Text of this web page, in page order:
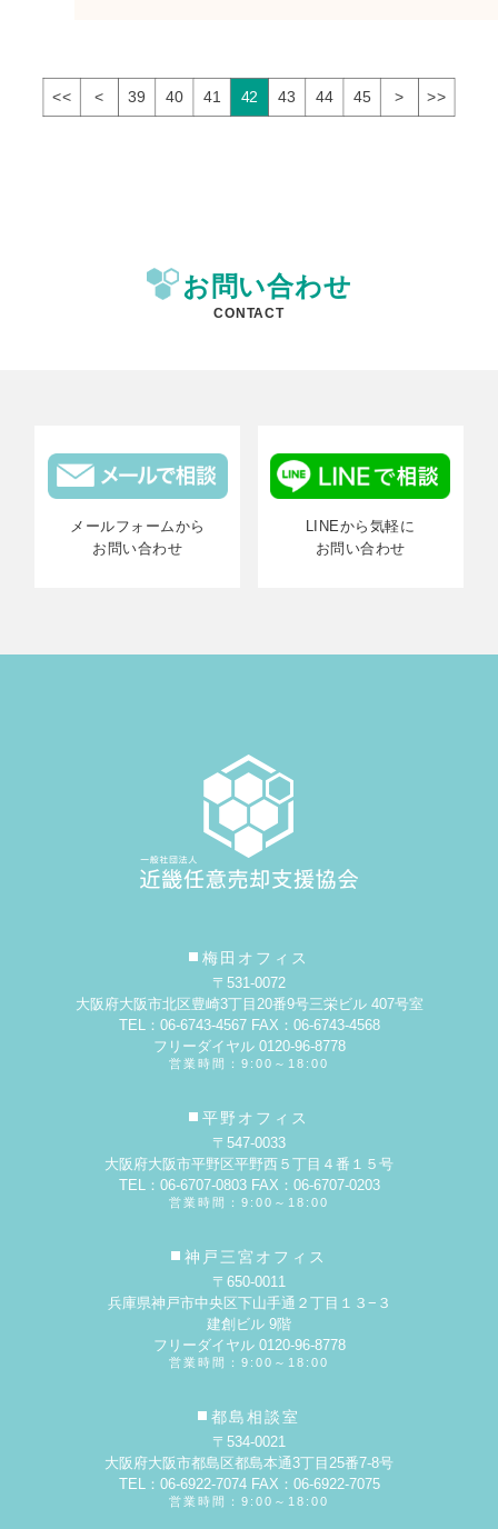
<< < 39 40 41 42 43 44 45 > >>
お問い合わせ
CONTACT
メールフォームから
お問い合わせ
LINEから気軽に
お問い合わせ
梅田オフィス
〒531-0072
大阪府大阪市北区豊崎3丁目20番9号三栄ビル 407号室
TEL：06-6743-4567 FAX：06-6743-4568
フリーダイヤル 0120-96-8778
営業時間：9:00～18:00
平野オフィス
〒547-0033
大阪府大阪市平野区平野西５丁目４番１５号
TEL：06-6707-0803 FAX：06-6707-0203
営業時間：9:00～18:00
神戸三宮オフィス
〒650-0011
兵庫県神戸市中央区下山手通２丁目１３−３
建創ビル 9階
フリーダイヤル 0120-96-8778
営業時間：9:00～18:00
都島相談室
〒534-0021
大阪府大阪市都島区都島本通3丁目25番7-8号
TEL：06-6922-7074 FAX：06-6922-7075
営業時間：9:00～18:00